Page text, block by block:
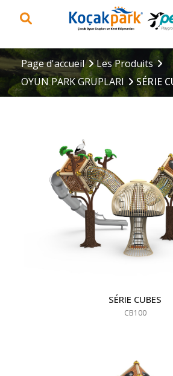
Page d'accueil
Les Produits
OYUN PARK GRUPLARI
SÉRIE
SÉRIE CUBES
CB100